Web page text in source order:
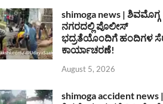
shimoga news | ಶಿವಮೊಗ್ಗ
ನಗರದಲ್ಲಿ ಪೊಲೀಸ್
ಭದ್ರತೆಯೊಂದಿಗೆ ಹಂದಿಗಳ
ಕಾರ್ಯಾಚರಣೆ!
August 5, 2026
shimoga accident news |